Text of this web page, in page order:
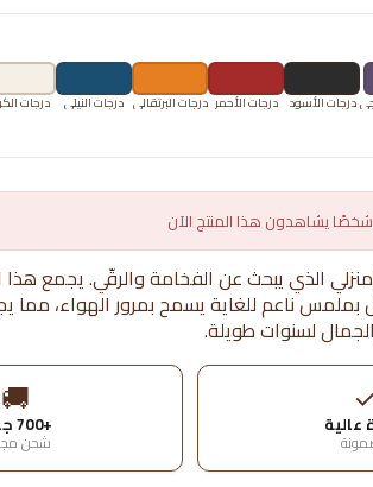
درجات الأسود درجات الأحمر درجات البرتقالي درجات النيلي درجات
شخصًا يشاهدون هذا المنتج الآن
الذي يبحث عن الفخامة والرقّي. يجمع هذا
بملمس ناعم للغاية يسمح بمرور الهواء، مما
لسنوات طويلة.
عالية 🚚 +700 جنيه
شحن